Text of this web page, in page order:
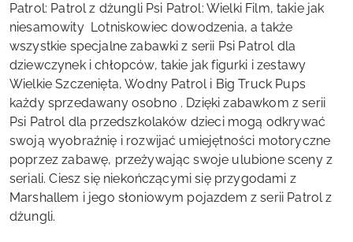
Patrol: Patrol z dżungli Psi Patrol: Wielki Film, takie jak
niesamowity Lotniskowiec dowodzenia, a także
wszystkie specjalne zabawki z serii Psi Patrol dla
dziewczynek i chłopców, takie jak figurki i zestawy
Wielkie Szczenięta, Wodny Patrol i Big Truck Pups
każdy sprzedawany osobno . Dzięki zabawkom z serii
Psi Patrol dla przedszkolaków dzieci mogą odkrywać
swoją wyobraźnię i rozwijać umiejętności motoryczne
poprzez zabawę, przeżywając swoje ulubione sceny z
seriali. Ciesz się niekończącymi się przygodami z
Marshallem i jego słoniowym pojazdem z serii Patrol z
dżungli.